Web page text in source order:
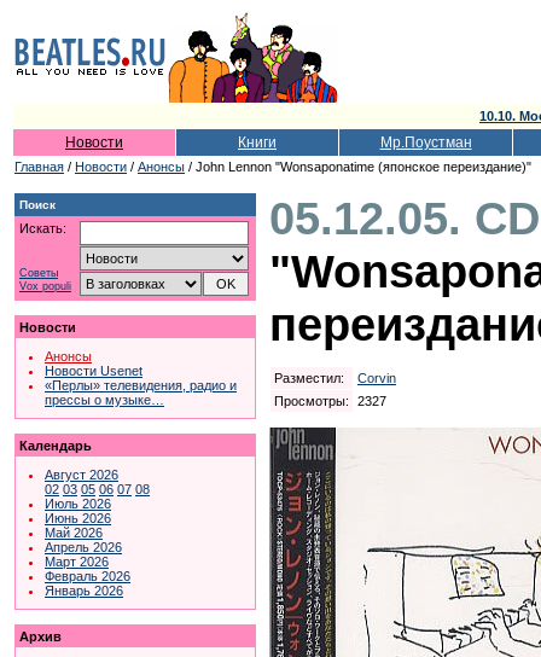
10.10.
Новости Книги Мр.Поустман
Главная / Новости / Анонсы / John Lennon "Wonsaponatime (японское переиздание)"
Поиск
Искать:
Советы
Vox populi
Новости
Анонсы
Новости Usenet
«Перлы» телевидения, радио и
прессы о музыке…
Календарь
Август 2026
02 03 05 06 07 08
Июль 2026
Июнь 2026
Май 2026
Апрель 2026
Март 2026
Февраль 2026
Январь 2026
Архив
05.12.05.
Разместил:
Corvin
Просмотры:
2327